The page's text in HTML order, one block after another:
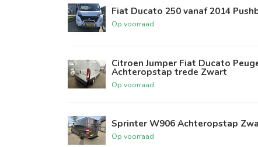
Fiat Ducato 250 vanaf 2014
Op voorraad
Citroen Jumper Fiat Ducato
Achteropstap trede Zwart
Op voorraad
Sprinter W906 Achteropstap
Op voorraad